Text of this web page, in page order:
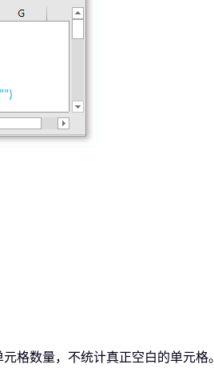
格数量，不统计真正空白的单元格。